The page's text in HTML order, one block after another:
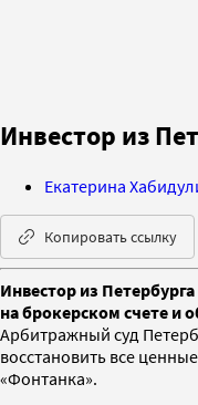
Инвестор из
Екатерина
Копировать ссылку
Инвестор из
на брокерском счете и
Арбитражный суд
восстановить все
«Фонтанка».